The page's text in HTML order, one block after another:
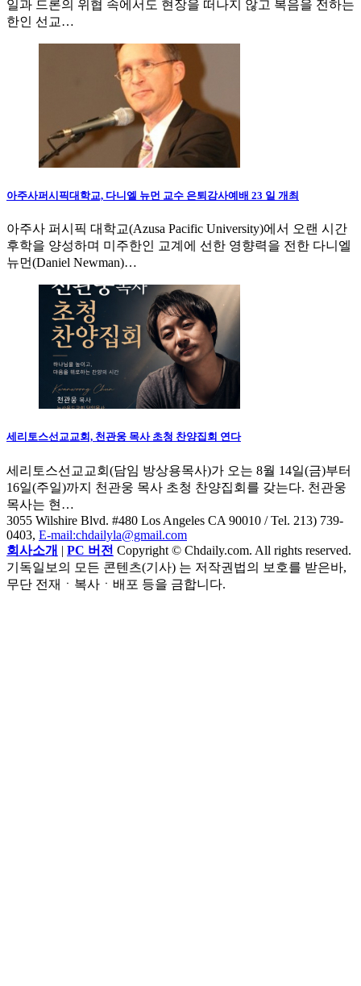
일과 드론의 위협 속에서도 현장을 떠나지 않고 복음을 전하는
한인 선교…
아주사퍼시픽대학교, 다니엘 뉴먼 교수 은퇴감사예배 23 일 개최
아주사 퍼시픽 대학교(Azusa Pacific University)에서 오랜 시간
후학을 양성하며 미주한인 교계에 선한 영향력을 전한 다니엘
뉴먼(Daniel Newman)…
세리토스선교교회, 천관웅 목사 초청 찬양집회 연다
세리토스선교교회(담임 방상용목사)가 오는 8월 14일(금)부터
16일(주일)까지 천관웅 목사 초청 찬양집회를 갖는다. 천관웅
목사는 현…
3055 Wilshire Blvd. #480 Los Angeles CA 90010 / Tel. 213) 739-
0403, E-mail:chdailyla@gmail.com
회사소개 | PC 버전 Copyright © Chdaily.com. All rights reserved.
기독일보의 모든 콘텐츠(기사) 는 저작권법의 보호를 받은바,
무단 전재ㆍ복사ㆍ배포 등을 금합니다.